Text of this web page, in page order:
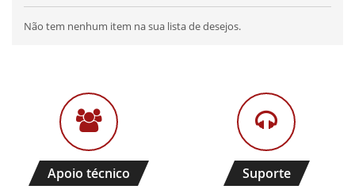
Não tem nenhum item na sua lista de desejos.
Apoio técnico Suporte